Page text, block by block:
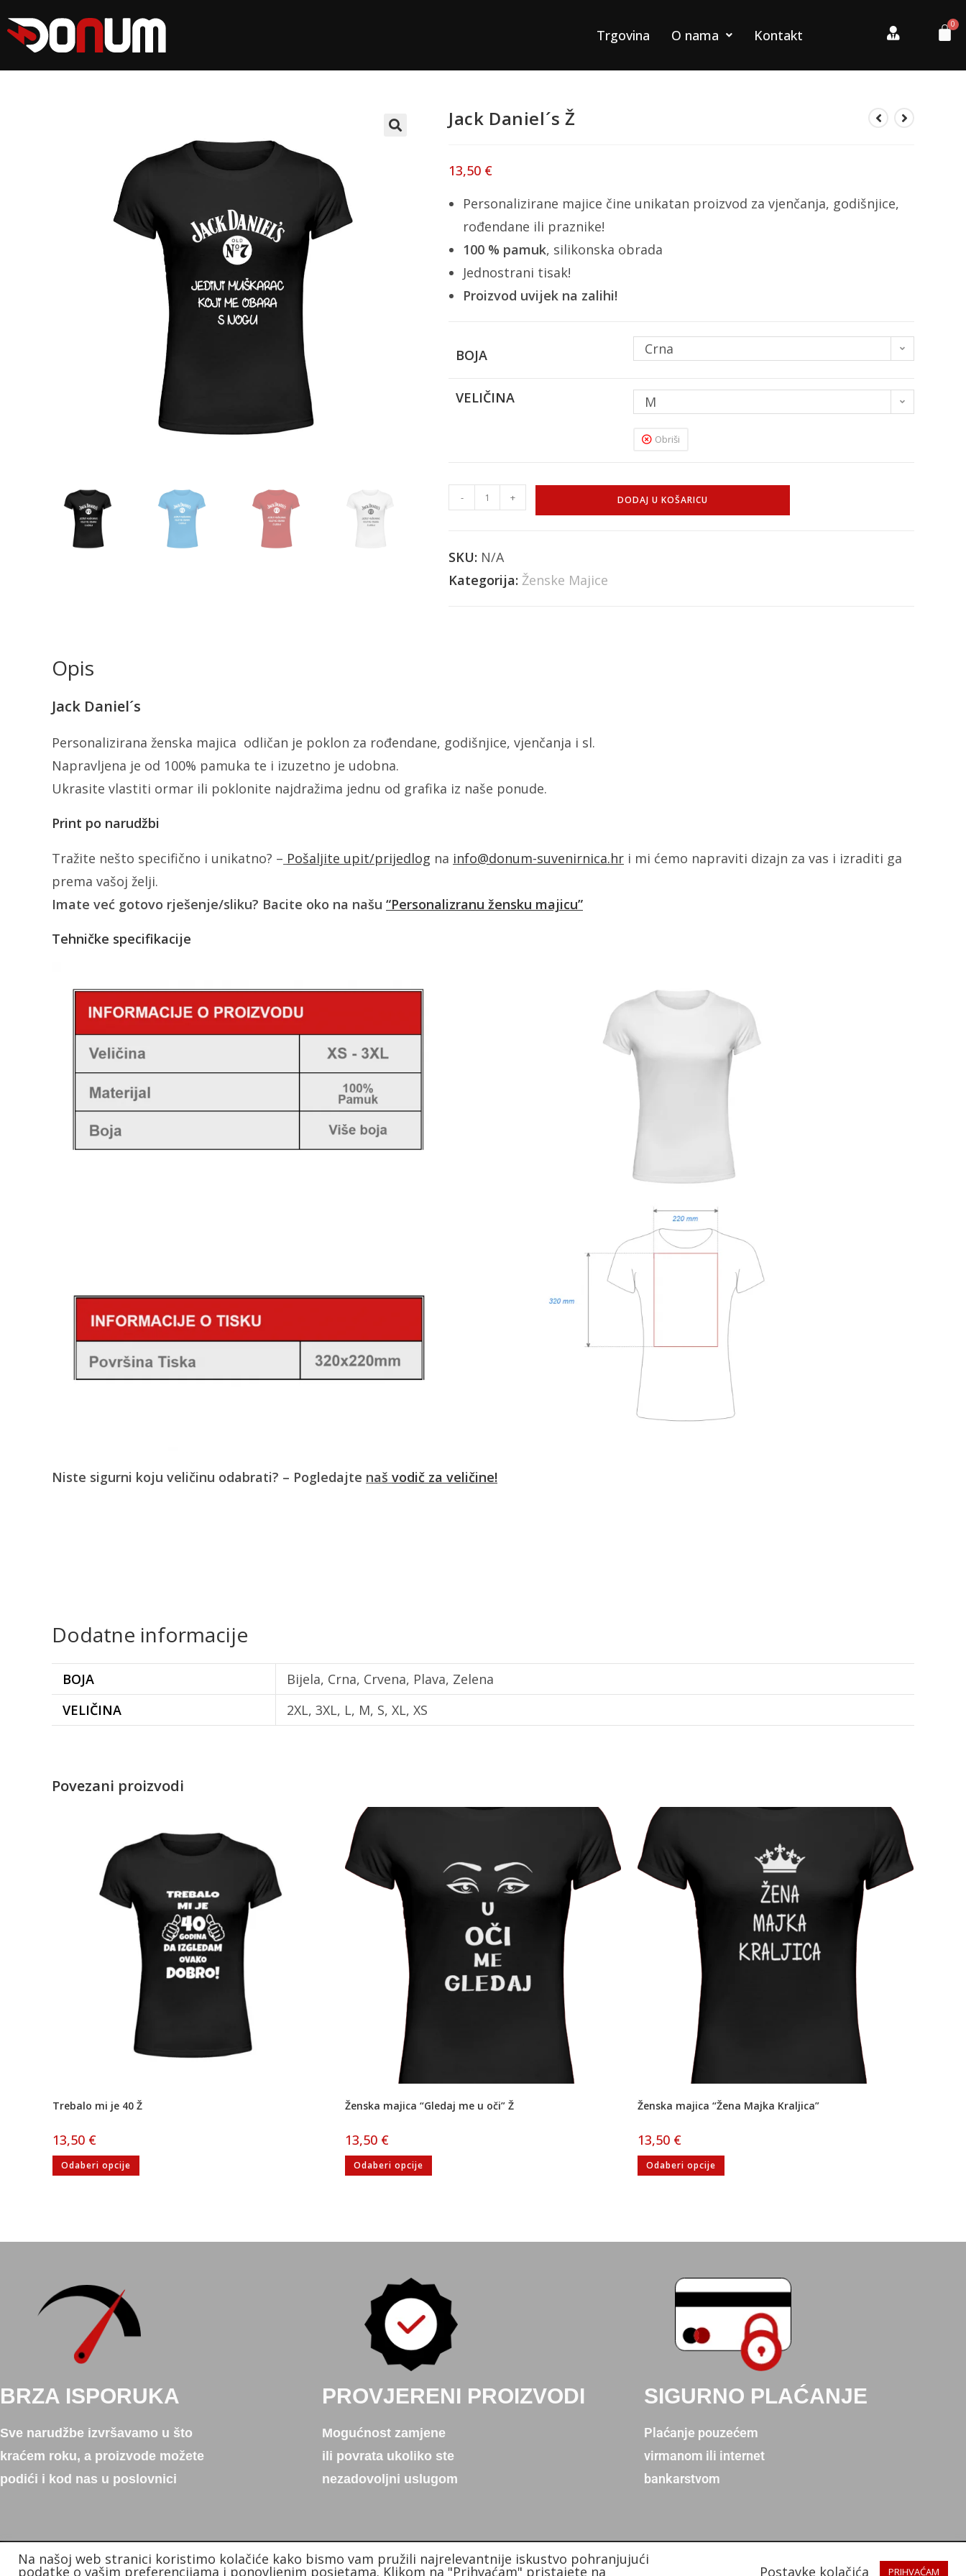
Trgovina O nama Kontakt
Jack Daniel´s Ž
13,50 €
Personalizirane majice čine unikatan proizvod za vjenčanja, godišnjice,
rođendane ili praznike!
100 % pamuk, silikonska obrada
Jednostrani tisak!
Proizvod uvijek na zalihi!
BOJA Crna
VELIČINA M
Obriši
- + DODAJ U KOŠARICU
SKU: N/A
Kategorija: Ženske Majice
Opis
Jack Daniel´s
Personalizirana ženska majica odličan je poklon za rođendane, godišnjice, vjenčanja i sl.
Napravljena je od 100% pamuka te i izuzetno je udobna.
Ukrasite vlastiti ormar ili poklonite najdražima jednu od grafika iz naše ponude.
Print po narudžbi
Tražite nešto specifično i unikatno? – Pošaljite upit/prijedlog na info@donum-suvenirnica.hr i mi ćemo napraviti dizajn za vas i izraditi ga
prema vašoj želji.
Imate već gotovo rješenje/sliku? Bacite oko na našu “Personalizranu žensku majicu”
Tehničke specifikacije
Niste sigurni koju veličinu odabrati? – Pogledajte naš vodič za veličine!
Dodatne informacije
BOJA
Bijela, Crna, Crvena, Plava, Zelena
VELIČINA
2XL, 3XL, L, M, S, XL, XS
Povezani proizvodi
Trebalo mi je 40 Ž
13,50 €
Odaberi opcije
Ženska majica “Gledaj me u oči” Ž
13,50 €
Odaberi opcije
Ženska majica “Žena Majka Kraljica”
13,50 €
Odaberi opcije
BRZA ISPORUKA
Sve narudžbe izvršavamo u što
kraćem roku, a proizvode možete
podići i kod nas u poslovnici
PROVJERENI PROIZVODI
Mogućnost zamjene
ili povrata ukoliko ste
nezadovoljni uslugom
SIGURNO PLAĆANJE
Plaćanje pouzećem
virmanom ili internet
bankarstvom
Copyright © 2026. Donum d.o.o.
Na našoj web stranici koristimo kolačiće kako bismo vam pružili najrelevantnije iskustvo pohranjujući
podatke o vašim preferencijama i ponovljenim posjetama. Klikom na "Prihvaćam" pristajete na Postavke kolačića PRIHVAĆAM